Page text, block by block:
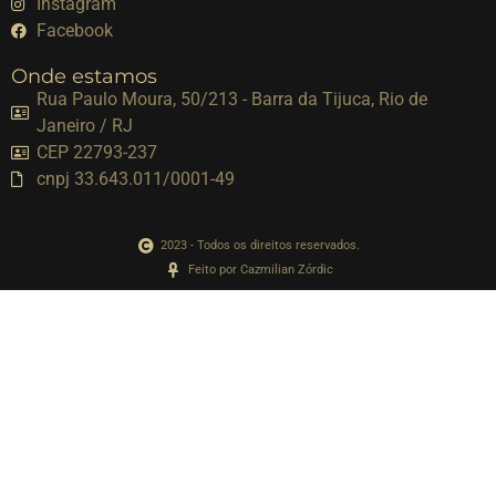
Instagram
Facebook
Onde estamos
Rua Paulo Moura, 50/213 - Barra da Tijuca, Rio de
Janeiro / RJ
CEP 22793-237
cnpj 33.643.011/0001-49
2023 - Todos os direitos reservados.
Feito por Cazmilian Zórdic